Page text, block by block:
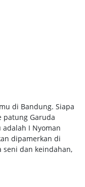
di Bandung. Siapa
patung Garuda
adalah I Nyoman
dipamerkan di
seni dan keindahan,